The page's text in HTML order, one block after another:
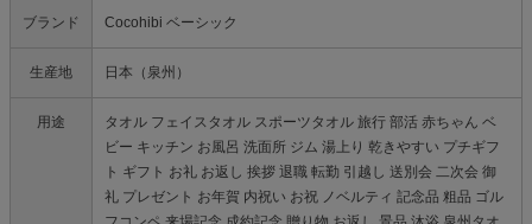
ブランド Cocohibi ベーシック
生産地 日本（泉州）
用途
タオル フェイスタオル スポーツタオル 旅行 部活 赤ちゃん ベ
ビー キッチン お風呂 洗面所 ジム 湯上り 乾きやすい プチギフ
ト ギフト お礼 お返し 挨拶 退職 転勤 引越し 送別会 二次会 御
礼 プレゼント お年賀 内祝い お祝 ノベルティ 記念品 粗品 ゴル